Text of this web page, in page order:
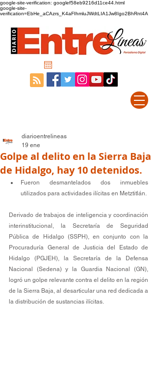
google-site-verification: googlef58eb9216d11ce44.html
google-site-
verification=EbHe_aCAzrs_K4aFIhmluJWdtLIA1Jw8Igo2BhRnt4A
Golpe al delito en la Sierra Baja
de Hidalgo, hay 10 detenidos.
diarioentrelineas
19 ene
Fueron desmantelados dos inmuebles
utilizados para actividades ilícitas en Metztitlán.
Derivado de trabajos de inteligencia y coordinación
interinstitucional, la Secretaría de Seguridad
Pública de Hidalgo (SSPH), en conjunto con la
Procuraduría General de Justicia del Estado de
Hidalgo (PGJEH), la Secretaría de la Defensa
Nacional (Sedena) y la Guardia Nacional (GN),
logró un golpe relevante contra el delito en la región
de la Sierra Baja, al desarticular una red dedicada a
la distribución de sustancias ilícitas.